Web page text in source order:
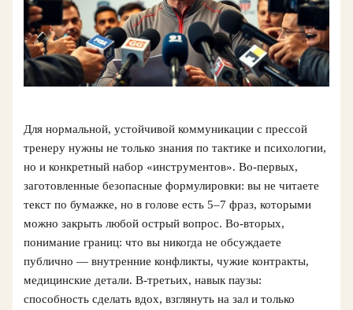
Для нормальной, устойчивой коммуникации с прессой
тренеру нужны не только знания по тактике и психологии,
но и конкретный набор «инструментов». Во‑первых,
заготовленные безопасные формулировки: вы не читаете
текст по бумажке, но в голове есть 5–7 фраз, которыми
можно закрыть любой острый вопрос. Во‑вторых,
понимание границ: что вы никогда не обсуждаете
публично — внутренние конфликты, чужие контракты,
медицинские детали. В‑третьих, навык паузы:
способность сделать вдох, взглянуть на зал и только